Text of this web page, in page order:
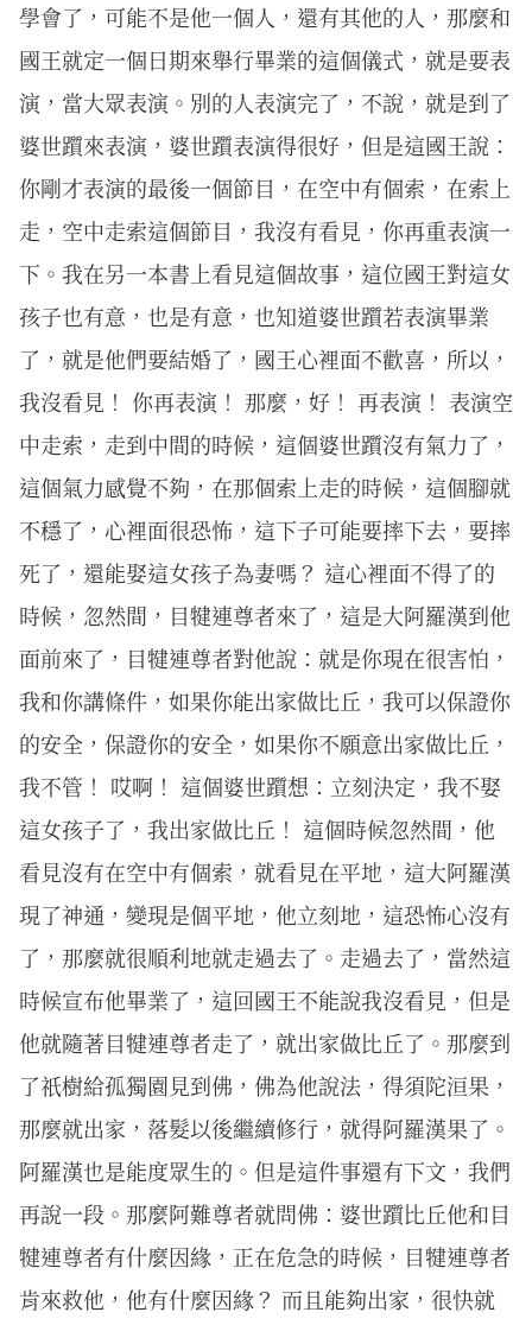
學會了，可能不是他一個人，還有其他的人，那麼和
國王就定一個日期來舉行畢業的這個儀式，就是要表
演，當大眾表演。別的人表演完了，不說，就是到了
婆世躓來表演，婆世躓表演得很好，但是這國王說：
你剛才表演的最後一個節目，在空中有個索，在索上
走，空中走索這個節目，我沒有看見，你再重表演一
下。我在另一本書上看見這個故事，這位國王對這女
孩子也有意，也是有意，也知道婆世躓若表演畢業
了，就是他們要結婚了，國王心裡面不歡喜，所以，
我沒看見！ 你再表演！ 那麼，好！ 再表演！ 表演空
中走索，走到中間的時候，這個婆世躓沒有氣力了，
這個氣力感覺不夠，在那個索上走的時候，這個腳就
不穩了，心裡面很恐怖，這下子可能要摔下去，要摔
死了，還能娶這女孩子為妻嗎？ 這心裡面不得了的
時候，忽然間，目犍連尊者來了，這是大阿羅漢到他
面前來了，目犍連尊者對他說：就是你現在很害怕，
我和你講條件，如果你能出家做比丘，我可以保證你
的安全，保證你的安全，如果你不願意出家做比丘，
我不管！ 哎啊！ 這個婆世躓想：立刻決定，我不娶
這女孩子了，我出家做比丘！ 這個時候忽然間，他
看見沒有在空中有個索，就看見在平地，這大阿羅漢
現了神通，變現是個平地，他立刻地，這恐怖心沒有
了，那麼就很順利地就走過去了。走過去了，當然這
時候宣布他畢業了，這回國王不能說我沒看見，但是
他就隨著目犍連尊者走了，就出家做比丘了。那麼到
了祇樹給孤獨園見到佛，佛為他說法，得須陀洹果，
那麼就出家，落髮以後繼續修行，就得阿羅漢果了。
阿羅漢也是能度眾生的。但是這件事還有下文，我們
再說一段。那麼阿難尊者就問佛：婆世躓比丘他和目
犍連尊者有什麼因緣，正在危急的時候，目犍連尊者
肯來救他，他有什麼因緣？ 而且能夠出家，很快就